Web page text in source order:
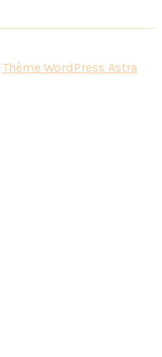
Thème WordPress Astra